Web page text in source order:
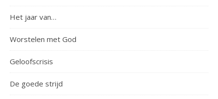
Het jaar van…
Worstelen met God
Geloofscrisis
De goede strijd